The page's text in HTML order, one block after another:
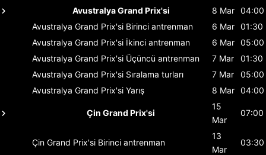
Avustralya Grand Prix'si
8 Mar 04:00
Avustralya Grand Prix'si Birinci antrenman 6 Mar 01:30
Avustralya Grand Prix'si İkinci antrenman 6 Mar 05:00
Avustralya Grand Prix'si Üçüncü antrenman 7 Mar
01:30
Avustralya Grand Prix'si Sıralama turları 7 Mar
05:00
Avustralya Grand Prix'si Yarış 8 Mar 04:00
Çin Grand Prix'si
15
Mar
07:00
Çin Grand Prix'si Birinci antrenman
13
Mar
03:30